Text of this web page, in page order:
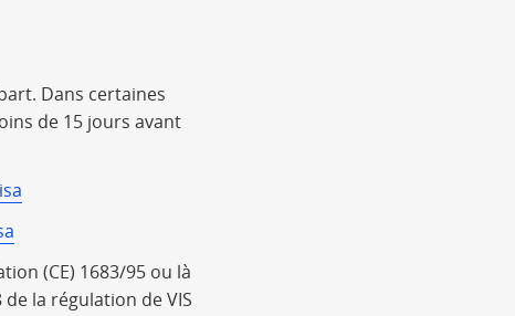
Dans certaines
de 15 jours avant
(CE) 1683/95 ou là
la régulation de VIS